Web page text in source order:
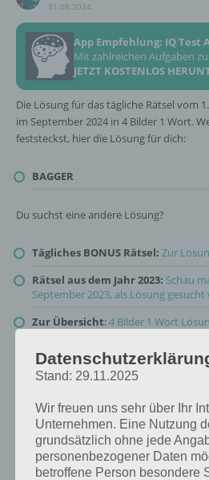
31.08.2024
App Empfehlung: IQ Test
Mit zahlreichen Aufgaben
JETZT KOSTENLOS
Die Lösung für das tägliche Rätsel vom
im September 2024 in 4 Bilder 1 Wort.
feststeckst, hier die Lösung für dich:
BAGGER
Du suchst eine andere Lösung?
Tägliches BONUS Rätsel: Zur
Rätsel aus dem Jahr 2023: Schau
September 2023, als Lösung gesucht
Zur Übersicht:4 Bilder 1 Wort
Stand: 29.11.2025
Wir freuen uns sehr über Ihr
Unternehmen. Eine Nutzung
grundsätzlich ohne jede
personenbezogener Daten
betroffene Person besondere